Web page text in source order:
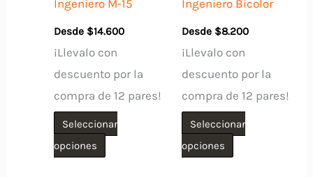
producto
Ingeniero M-15
Desde $14.600
¡Llevalo con
descuento por la
compra de 12 pares!
Seleccionar
opciones
Ingeniero Bicolor
Desde $8.200
¡Llevalo con
descuento por la
compra de 12 pares!
Seleccionar
opciones